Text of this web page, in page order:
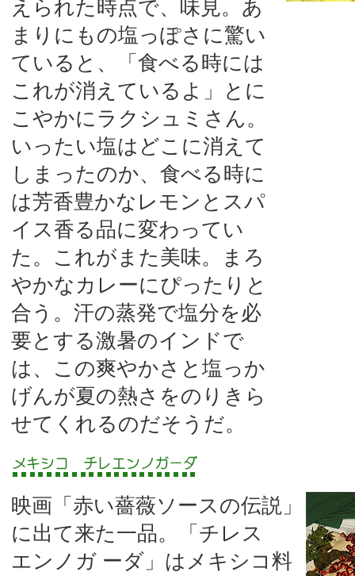
えられた時点で、味見。あ
まりにもの塩っぽさに驚い
ていると、「食べる時には
これが消えているよ」とに
こやかにラクシュミさん。
いったい塩はどこに消えて
しまったのか、食べる時に
は芳香豊かなレモンとスパ
イス香る品に変わってい
た。これがまた美味。まろ
やかなカレーにぴったりと
合う。汗の蒸発で塩分を必
要とする激暑のインドで
は、この爽やかさと塩っか
げんが夏の熱さをのりきら
せてくれるのだそうだ。
映画「赤い薔薇ソースの伝説」
に出て来た一品。「チレス
エンノガ ーダ」はメキシコ料